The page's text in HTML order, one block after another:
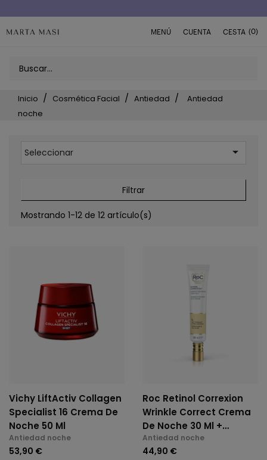
MENÚ CUENTA CESTA (0)
Inicio Cosmética Facial Antiedad
Antiedad
noche
Seleccionar 
Filtrar
Mostrando 1-12 de 12 artículo(s)
Vichy LiftActiv Collagen
Specialist 16 Crema De
Noche 50 Ml
Antiedad noche
53,90 €
Roc Retinol Correxion
Wrinkle Correct Crema
De Noche 30 Ml +
REGALO Line Smoothing
Contorno De Ojos
Antiedad noche
44,90 €